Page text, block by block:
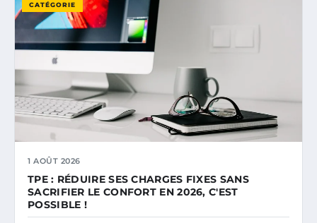
CATÉGORIE
1 AOÛT 2026
TPE : RÉDUIRE SES CHARGES FIXES SANS
SACRIFIER LE CONFORT EN 2026, C'EST
POSSIBLE !